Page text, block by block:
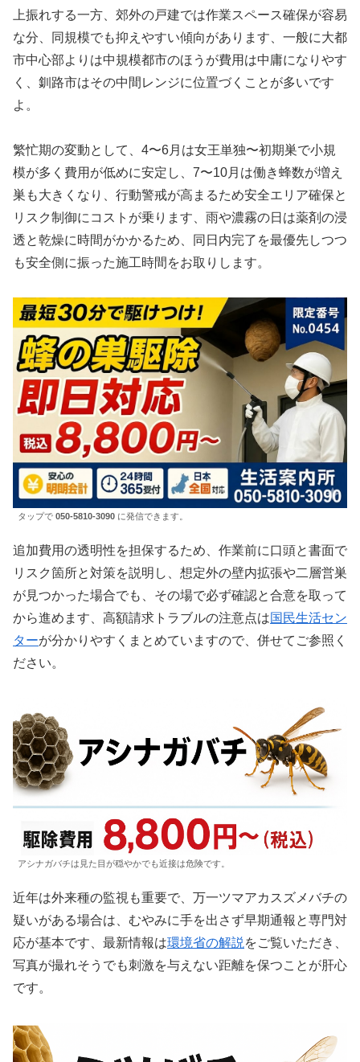
上振れする一方、郊外の戸建では作業スペース確保が容易
な分、同規模でも抑えやすい傾向があります、一般に大都
市中心部よりは中規模都市のほうが費用は中庸になりやす
く、釧路市はその中間レンジに位置づくことが多いです
よ。
繁忙期の変動として、4〜6月は女王単独〜初期巣で小規
模が多く費用が低めに安定し、7〜10月は働き蜂数が増え
巣も大きくなり、行動警戒が高まるため安全エリア確保と
リスク制御にコストが乗ります、雨や濃霧の日は薬剤の浸
透と乾燥に時間がかかるため、同日内完了を最優先しつつ
も安全側に振った施工時間をお取りします。
タップで 050-5810-3090 に発信できます。
追加費用の透明性を担保するため、作業前に口頭と書面で
リスク箇所と対策を説明し、想定外の壁内拡張や二層営巣
が見つかった場合でも、その場で必ず確認と合意を取って
から進めます、高額請求トラブルの注意点は国民生活セン
ターが分かりやすくまとめていますので、併せてご参照く
ださい。
アシナガバチは見た目が穏やかでも近接は危険です。
近年は外来種の監視も重要で、万一ツマアカスズメバチの
疑いがある場合は、むやみに手を出さず早期通報と専門対
応が基本です、最新情報は環境省の解説 をご覧いただき、
写真が撮れそうでも刺激を与えない距離を保つことが肝心
です。